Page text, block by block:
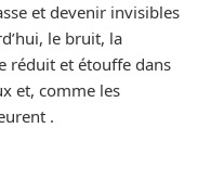
et devenir invisibles
le bruit, la
réduit et étouffe dans
et, comme les
.